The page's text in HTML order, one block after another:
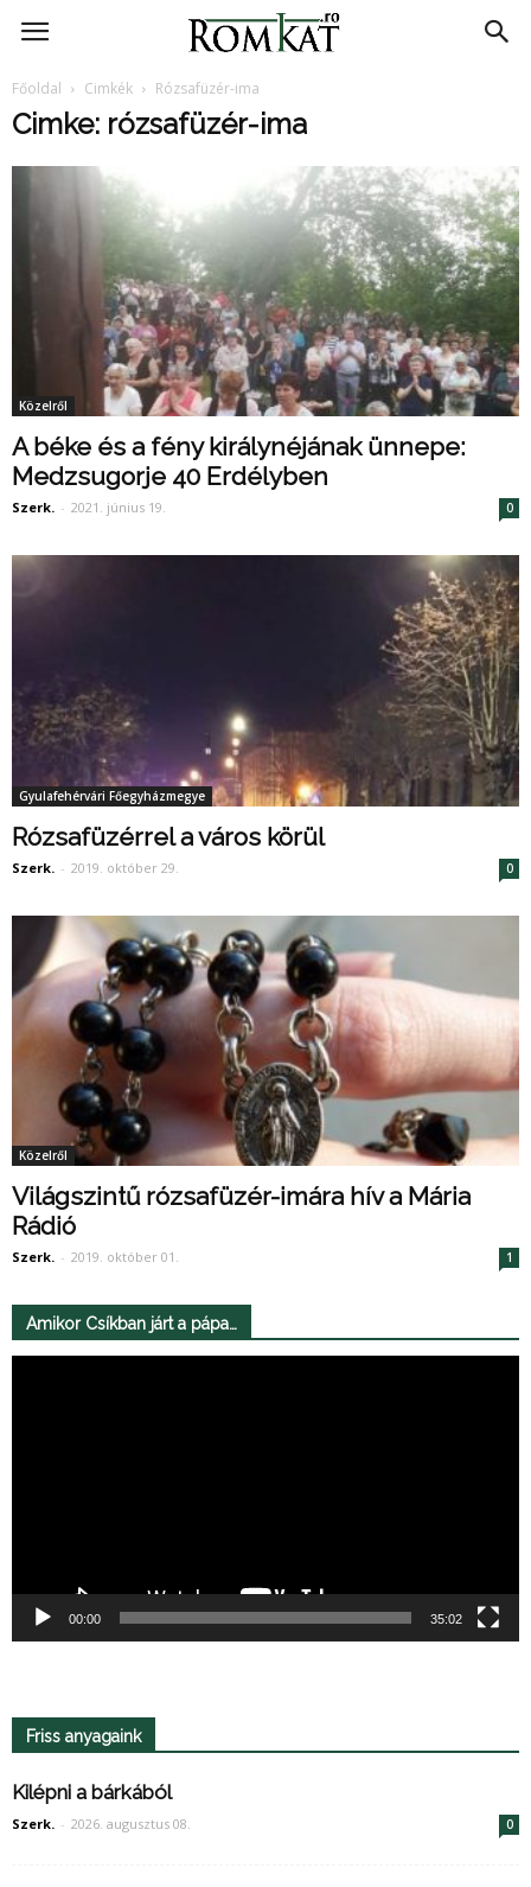
RomKat.ro
Főoldal Cimkék Rózsafüzér-ima
Cimke: rózsafüzér-ima
Közelről
A béke és a fény királynéjának ünnepe:
Medzsugorje 40 Erdélyben
Szerk. - 2021. június 19. 0
Gyulafehérvári Főegyházmegye
Rózsafüzérrel a város körül
Szerk. - 2019. október 29. 0
Közelről
Világszintű rózsafüzér-imára hív a Mária
Rádió
Szerk. - 2019. október 01. 1
Amikor Csíkban járt a pápa…
00:00 35:02
Friss anyagaink
Kilépni a bárkából
Szerk. - 2026. augusztus 08. 0